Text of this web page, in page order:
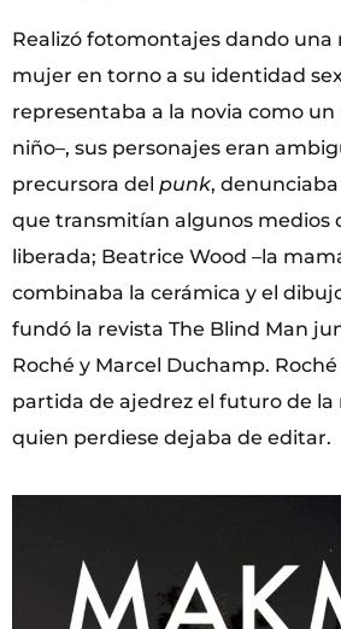
Realizó fotomontajes dando una
mujer en torno a su identidad
representaba a la novia como
niño–, sus personajes eran
precursora del punk,
que transmitían algunos medios
liberada; Beatrice Wood –la
combinaba la cerámica y el
fundó la revista The Blind Man
Roché y Marcel Duchamp.
partida de ajedrez el futuro de la
quien perdiese dejaba de editar.